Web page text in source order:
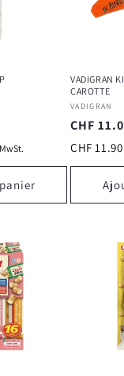
VADIGRAN
CAROTTE
VADIGRAN
Prix
habituel
CHF
CHF 11.90